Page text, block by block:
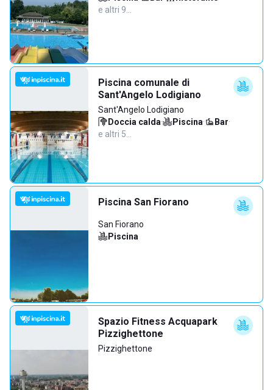
e altri 9…
Piscina comunale di
Sant'Angelo Lodigiano
Sant'Angelo Lodigiano
Doccia calda· Piscina· Bar·
e altri 5…
Piscina San Fiorano
San Fiorano
Piscina
Spazio Fitness Acquapark
Pizzighettone
Pizzighettone